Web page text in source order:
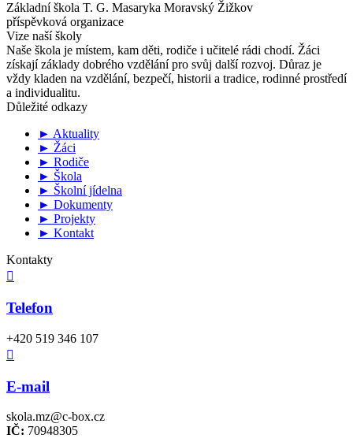
Základní škola T. G. Masaryka Moravský Žižkov
příspěvková organizace
Vize naší školy
Naše škola je místem, kam děti, rodiče i učitelé rádi chodí. Žáci
získají základy dobrého vzdělání pro svůj další rozvoj. Důraz je
vždy kladen na vzdělání, bezpečí, historii a tradice, rodinné prostředí
a individualitu.
Důležité odkazy
► Aktuality
► Žáci
► Rodiče
► Škola
► Školní jídelna
► Dokumenty
► Projekty
► Kontakt
Kontakty

Telefon
+420 519 346 107

E-mail
skola.mz@c-box.cz
IČ: 70948305